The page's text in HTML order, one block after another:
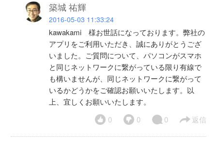
築城 祐輝
2016-05-03 11:33:24
kawakami 様お世話になっております。弊社の
アプリをご利用いただき、誠にありがとうござ
いました。ご質問について、パソコンがスマホ
と同じネットワークに繋がっている限り有線で
も構いませんが、同じネットワークに繋がって
いるかどうかをご確認お願いいたします。以
上、宜しくお願いいたします。
0
0 0 返信